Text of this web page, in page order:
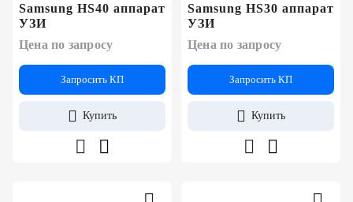
Samsung HS40 аппарат
УЗИ
Цена по запросу
Запросить КП
Купить
Samsung HS30 аппарат
УЗИ
Цена по запросу
Запросить КП
Купить